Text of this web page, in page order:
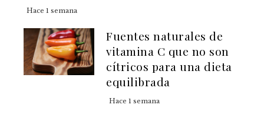
Hace 1 semana
Fuentes naturales de
vitamina C que no son
cítricos para una dieta
equilibrada
Hace 1 semana